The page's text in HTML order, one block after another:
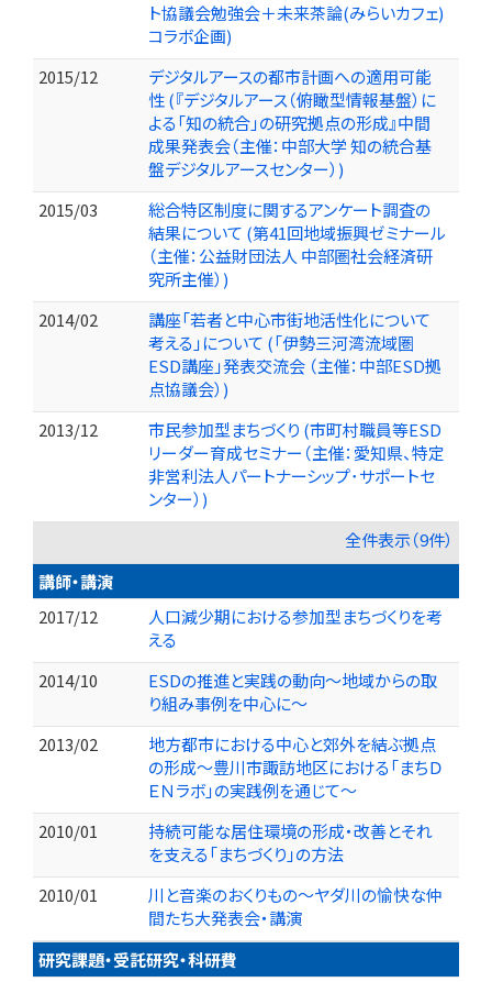
ト協議会勉強会＋未来茶論(みらいカフェ)
コラボ企画)
2015/12
デジタルアースの都市計画への適用可能
性 (『デジタルアース（俯瞰型情報基盤）に
よる「知の統合」の研究拠点の形成』中間
成果発表会（主催：中部大学 知の統合基
盤デジタルアースセンター）)
2015/03
総合特区制度に関するアンケート調査の
結果について (第41回地域振興ゼミナール
（主催：公益財団法人 中部圏社会経済研
究所主催）)
2014/02
講座「若者と中心市街地活性化について
考える」について (「伊勢三河湾流域圏
ESD講座」発表交流会 （主催：中部ESD拠
点協議会）)
2013/12
市民参加型まちづくり (市町村職員等ESD
リーダー育成セミナー（主催：愛知県、特定
非営利法人パートナーシップ･サポートセ
ンター）)
全件表示（9件）
講師・講演
2017/12
人口減少期における参加型まちづくりを考
える
2014/10
ESDの推進と実践の動向～地域からの取
り組み事例を中心に～
2013/02
地方都市における中心と郊外を結ぶ拠点
の形成〜豊川市諏訪地区における「まちＤ
ＥＮラボ」の実践例を通じて〜
2010/01
持続可能な居住環境の形成・改善とそれ
を支える「まちづくり」の方法
2010/01
川と音楽のおくりもの～ヤダ川の愉快な仲
間たち大発表会・講演
研究課題・受託研究・科研費